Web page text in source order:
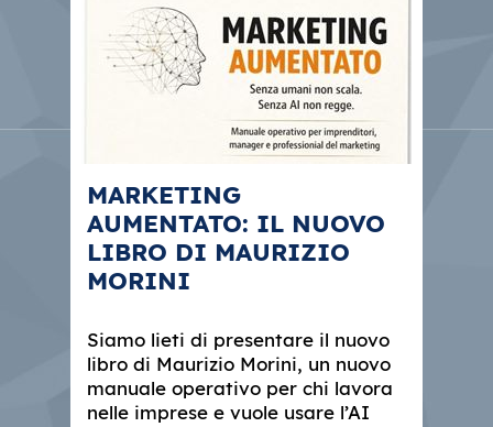
MARKETING
AUMENTATO: IL NUOVO
LIBRO DI MAURIZIO
MORINI
Siamo lieti di presentare il nuovo
libro di Maurizio Morini, un nuovo
manuale operativo per chi lavora
nelle imprese e vuole usare l’AI